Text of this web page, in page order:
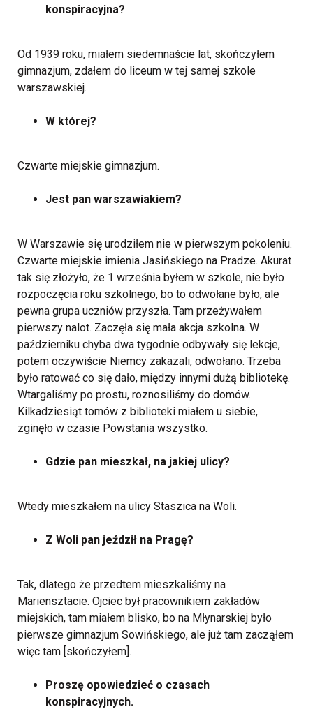
konspiracyjna?
Od 1939 roku, miałem siedemnaście lat, skończyłem
gimnazjum, zdałem do liceum w tej samej szkole
warszawskiej.
W której?
Czwarte miejskie gimnazjum.
Jest pan warszawiakiem?
W Warszawie się urodziłem nie w pierwszym pokoleniu.
Czwarte miejskie imienia Jasińskiego na Pradze. Akurat
tak się złożyło, że 1 września byłem w szkole, nie było
rozpoczęcia roku szkolnego, bo to odwołane było, ale
pewna grupa uczniów przyszła. Tam przeżywałem
pierwszy nalot. Zaczęła się mała akcja szkolna. W
październiku chyba dwa tygodnie odbywały się lekcje,
potem oczywiście Niemcy zakazali, odwołano. Trzeba
było ratować co się dało, między innymi dużą bibliotekę.
Wtargaliśmy po prostu, roznosiliśmy do domów.
Kilkadziesiąt tomów z biblioteki miałem u siebie,
zginęło w czasie Powstania wszystko.
Gdzie pan mieszkał, na jakiej ulicy?
Wtedy mieszkałem na ulicy Staszica na Woli.
Z Woli pan jeździł na Pragę?
Tak, dlatego że przedtem mieszkaliśmy na
Mariensztacie. Ojciec był pracownikiem zakładów
miejskich, tam miałem blisko, bo na Młynarskiej było
pierwsze gimnazjum Sowińskiego, ale już tam zacząłem
więc tam [skończyłem].
Proszę opowiedzieć o czasach
konspiracyjnych.